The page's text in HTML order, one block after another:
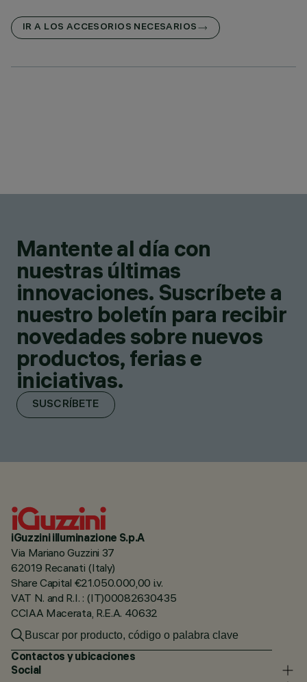
IR A LOS ACCESORIOS NECESARIOS
Mantente al día con
nuestras últimas
innovaciones. Suscríbete a
nuestro boletín para recibir
novedades sobre nuevos
productos, ferias e
iniciativas.
SUSCRÍBETE
iGuzzini illuminazione S.p.A
Via Mariano Guzzini 37
62019 Recanati (Italy)
Share Capital €21.050.000,00 i.v.
VAT N. and R.I. : (IT)00082630435
CCIAA Macerata, R.E.A. 40632
Contactos y ubicaciones
Social